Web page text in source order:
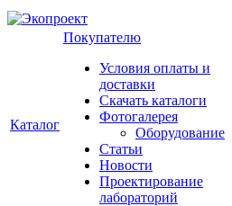
Каталог
Покупателю
Условия оплаты и
доставки
Скачать каталоги
Фотогалерея
Оборудование
Статьи
Новости
Проектирование
лабораторий